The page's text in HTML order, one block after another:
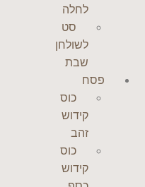
לחלה
סט
לשולחן
שבת
פסח
כוס
קידוש
זהב
כוס
קידוש